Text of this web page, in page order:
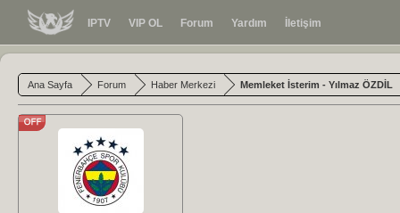
IPTV VIP OL Forum Yardım İletişim
Ana Sayfa Forum Haber Merkezi Memleket İsterim - Yılmaz ÖZDİL